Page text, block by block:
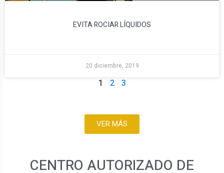
EVITA ROCIAR LÍQUIDOS
20 diciembre, 2019
1 2 3
VER MÁS
CENTRO AUTORIZADO DE